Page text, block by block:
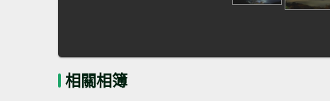
相關相簿